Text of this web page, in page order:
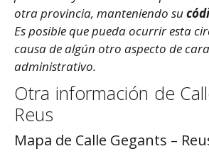
otra provincia, manteniendo su
Es posible que pueda ocurrir esta
causa de algún otro aspecto de
administrativo.
Otra información de
Reus
Mapa de Calle Gegants –